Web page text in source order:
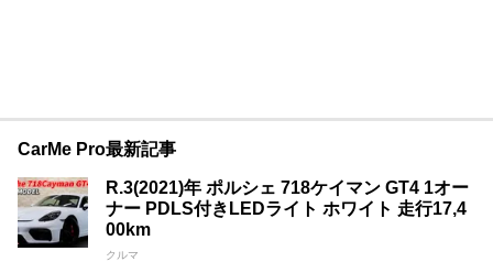
CarMe Pro最新記事
R.3(2021)年 ポルシェ 718ケイマン GT4 1オー
ナー PDLS付きLEDライト ホワイト 走行17,4
00km
クルマ